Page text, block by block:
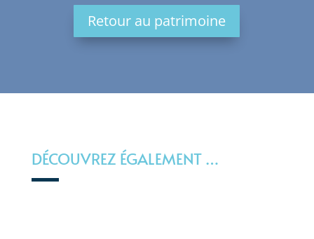
Retour au patrimoine
DÉCOUVREZ ÉGALEMENT …